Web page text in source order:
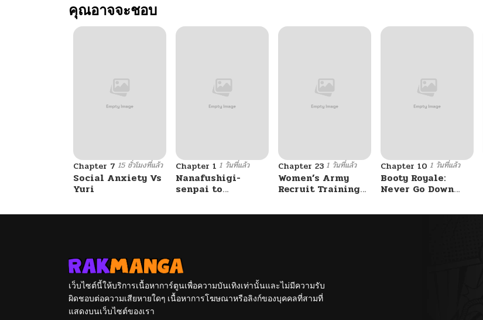
คุณอาจจะชอบ
Chapter 7 15 ชั่วโมงที่แล้ว
Social Anxiety Vs
Yuri
Chapter 1 1 วันที่แล้ว
Nanafushigi-
senpai to
Chapter 23 1 วันที่แล้ว
Women’s Army
Recruit Training
Chapter 10 1 วันที่แล้ว
Booty Royale:
Never Go Down
เว็บไซต์นี้ให้บริการเนื้อหาการ์ตูนเพื่อความบันเทิงเท่านั้นและไม่มีความรับ
ผิดชอบต่อความเสียหายใดๆ เนื้อหาการโฆษณาหรือลิงก์ของบุคคลที่สามที่
แสดงบนเว็บไซต์ของเรา